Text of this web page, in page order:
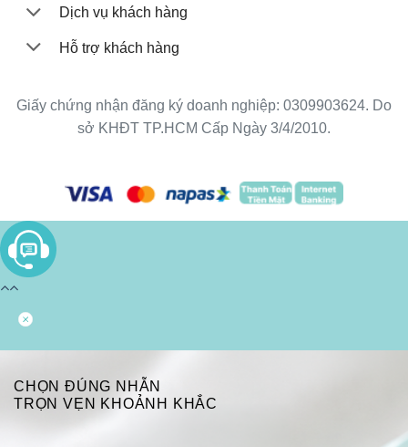
Dịch vụ khách hàng
Hỗ trợ khách hàng
Giấy chứng nhận đăng ký doanh nghiệp: 0309903624. Do
sở KHĐT TP.HCM Cấp Ngày 3/4/2010.
CHỌN ĐÚNG NHẪN
TRỌN VẸN KHOẢNH KHẮC